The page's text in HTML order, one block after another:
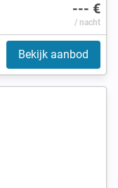
--- €
/ nacht
Bekijk aanbod